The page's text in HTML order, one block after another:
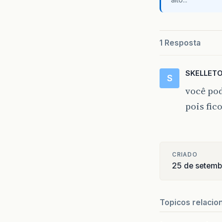
1 Resposta
S
você
pois
CRIADO
25 de
Topicos